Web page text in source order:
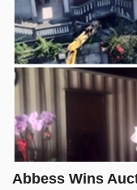
Abbess Wins